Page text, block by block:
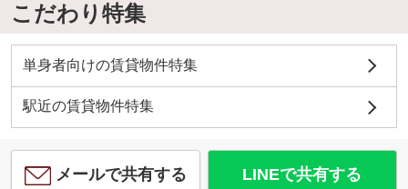
こだわり特集
単身者向けの賃貸物件特集
駅近の賃貸物件特集
メールで共有する LINEで共有する